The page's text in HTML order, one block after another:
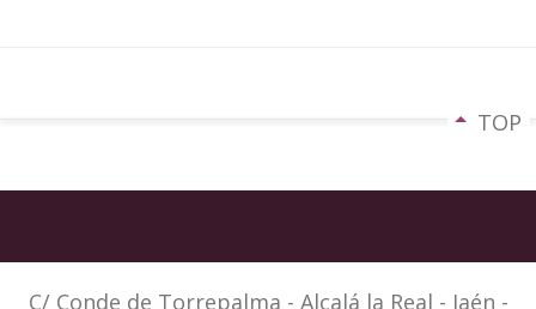
TOP
C/ Conde de Torrepalma - Alcalá la Real - Jaén -